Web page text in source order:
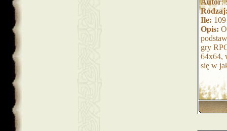
Autor:
Ile: 109
Opis:
gry
64x64,
się w